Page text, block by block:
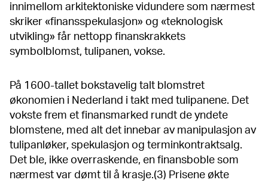
innimellom arkitektoniske vidundere som nærmest
skriker «finansspekulasjon» og «teknologisk
utvikling» får nettopp finanskrakkets
symbolblomst, tulipanen, vokse.
På 1600-tallet bokstavelig talt blomstret
økonomien i Nederland i takt med tulipanene. Det
vokste frem et finansmarked rundt de yndete
blomstene, med alt det innebar av manipulasjon av
tulipanløker, spekulasjon og terminkontraktsalg.
Det ble, ikke overraskende, en finansboble som
nærmest var dømt til å krasje.(3) Prisene økte